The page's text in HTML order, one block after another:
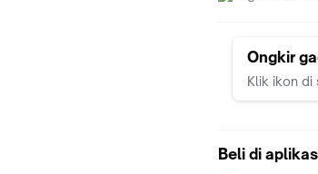
Ongkir
Klik ikon di
Beli di